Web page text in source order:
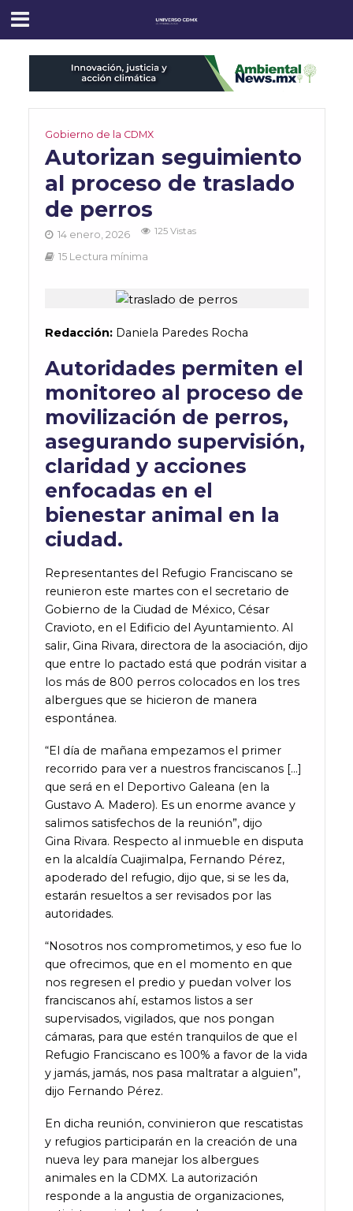
Gobierno de la CDMX
Autorizan seguimiento
al proceso de traslado
de perros
14 enero, 2026 125 Vistas
15 Lectura mínima
Redacción: Daniela Paredes Rocha
Autoridades permiten el
monitoreo al proceso de
movilización de perros,
asegurando supervisión,
claridad y acciones
enfocadas en el
bienestar animal en la
ciudad.
Representantes del Refugio Franciscano se
reunieron este martes con el secretario de
Gobierno de la Ciudad de México, César
Cravioto, en el Edificio del Ayuntamiento. Al
salir, Gina Rivara, directora de la asociación, dijo
que entre lo pactado está que podrán visitar a
los más de 800 perros colocados en los tres
albergues que se hicieron de manera
espontánea.
“El día de mañana empezamos el primer
recorrido para ver a nuestros franciscanos […]
que será en el Deportivo Galeana (en la
Gustavo A. Madero). Es un enorme avance y
salimos satisfechos de la reunión”, dijo
Gina Rivara. Respecto al inmueble en disputa
en la alcaldía Cuajimalpa, Fernando Pérez,
apoderado del refugio, dijo que, si se les da,
estarán resueltos a ser revisados por las
autoridades.
“Nosotros nos comprometimos, y eso fue lo
que ofrecimos, que en el momento en que
nos regresen el predio y puedan volver los
franciscanos ahí, estamos listos a ser
supervisados, vigilados, que nos pongan
cámaras, para que estén tranquilos de que el
Refugio Franciscano es 100% a favor de la vida
y jamás, jamás, nos pasa maltratar a alguien”,
dijo Fernando Pérez.
En dicha reunión, convinieron que rescatistas
y refugios participarán en la creación de una
nueva ley para manejar los albergues
animales en la CDMX. La autorización
responde a la angustia de organizaciones,